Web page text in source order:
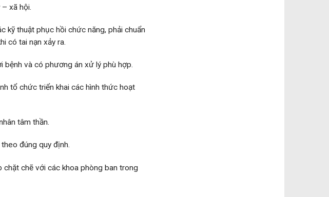
xã hội.
kỹ thuật phục hồi chức năng, phải chuẩn
có tai nạn xảy ra.
và có phương án xử lý phù hợp.
tổ chức triển khai các hình thức hoạt
tâm thần.
đúng quy định.
chẽ với các khoa phòng ban trong